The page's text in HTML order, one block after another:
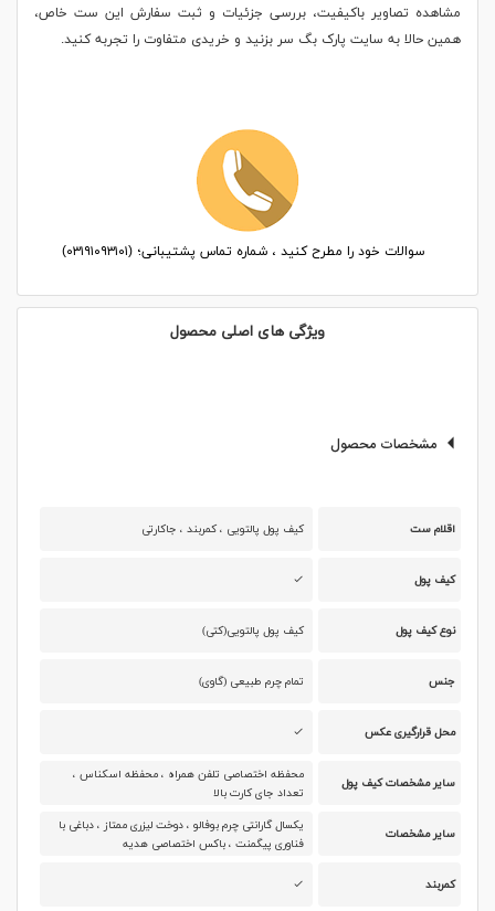
مشاهده تصاویر باکیفیت، بررسی جزئیات و ثبت سفارش این ست خاص،
همین حالا به سایت پارک بگ سر بزنید و خریدی متفاوت را تجربه کنید.
سوالات خود را مطرح کنید ، شماره تماس پشتیبانی؛ (۰۳۱۹۱۰۹۳۱۰۱)
ویژگی های اصلی محصول
مشخصات محصول
اقلام ست کیف پول پالتویی ، کمربند ، جاکارتی
کیف پول
نوع کیف پول کیف پول پالتویی(کتی)
جنس تمام چرم طبیعی (گاوی)
محل قرارگیری عکس
سایر مشخصات کیف پول
محفظه اختصاصی تلفن همراه ، محفظه اسکناس ،
تعداد جای کارت بالا
سایر مشخصات
یکسال گارانتی چرم بوفالو ، دوخت لیزری ممتاز ، دباغی با
فناوری پیگمنت ، باکس اختصاصی هدیه
کمربند